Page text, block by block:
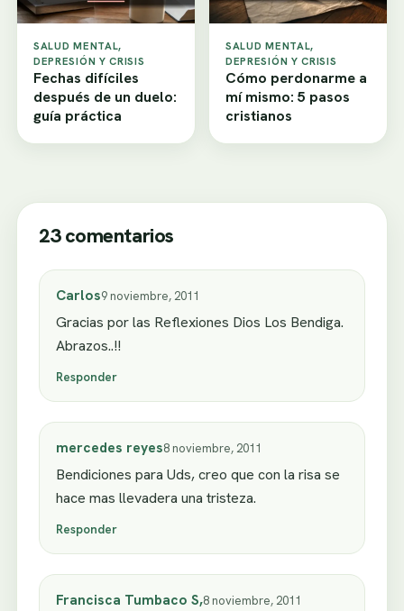
SALUD MENTAL,
DEPRESIÓN Y CRISIS
Fechas difíciles
después de un duelo:
guía práctica
SALUD MENTAL,
DEPRESIÓN Y CRISIS
Cómo perdonarme a
mí mismo: 5 pasos
cristianos
23 comentarios
Carlos9 noviembre, 2011
Gracias por las Reflexiones Dios Los Bendiga.
Abrazos..!!
Responder
mercedes reyes8 noviembre, 2011
Bendiciones para Uds, creo que con la risa se
hace mas llevadera una tristeza.
Responder
Francisca Tumbaco S,8 noviembre, 2011